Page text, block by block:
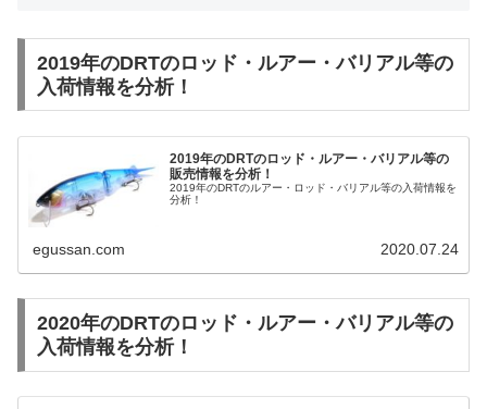
2019年のDRTのロッド・ルアー・バリアル等の
入荷情報を分析！
2019年のDRTのロッド・ルアー・バリアル等の
販売情報を分析！
2019年のDRTのルアー・ロッド・バリアル等の入荷情報を
分析！
egussan.com 2020.07.24
2020年のDRTのロッド・ルアー・バリアル等の
入荷情報を分析！